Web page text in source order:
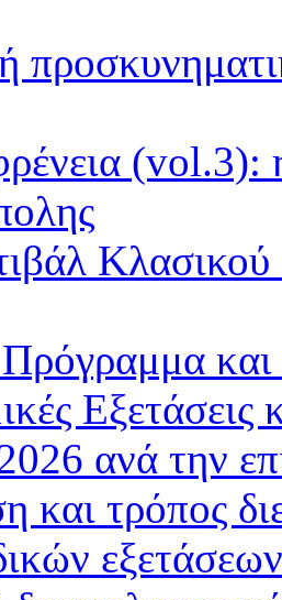
(vol.3):
και
Εξετάσεις
ανά την
και τρόπος